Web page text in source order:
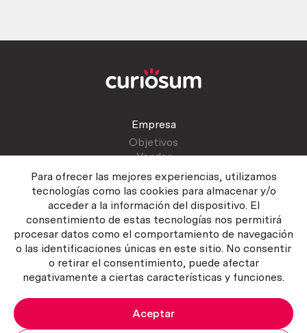
Para ofrecer las mejores experiencias, utilizamos
tecnologías como las cookies para almacenar y/o
acceder a la información del dispositivo. El
consentimiento de estas tecnologías nos permitirá
procesar datos como el comportamiento de navegación
o las identificaciones únicas en este sitio. No consentir
o retirar el consentimiento, puede afectar
negativamente a ciertas características y funciones.
Aceptar
Empresa
Objetivos
Vender
Atención al cliente
Contactar
Manual del vendedor
Política del servicio Política de Cookies